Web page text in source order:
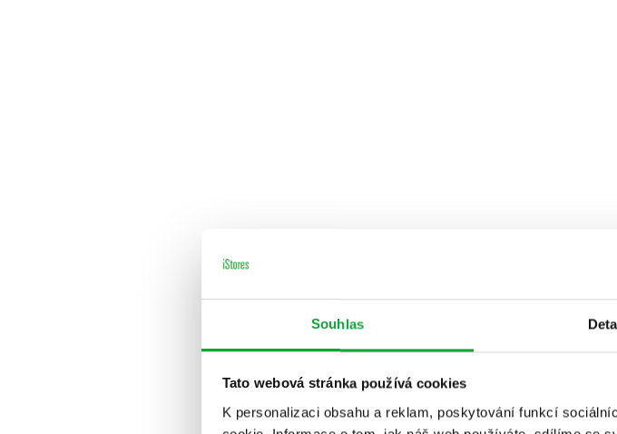
Souhlas
Tato webová stránka používá cookies
K personalizaci obsahu a reklam, poskytování funkcí